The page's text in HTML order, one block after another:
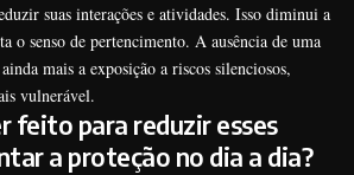
suas interações e atividades. Isso diminui a
o senso de pertencimento. A ausência de uma
mais a exposição a riscos silenciosos,
vulnerável.
feito para reduzir esses
a proteção no dia a dia?